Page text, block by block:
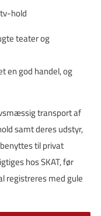
hold
teater og
en god handel, og
transport af
samt deres udstyr,
til privat
hos SKAT, før
registreres med gule